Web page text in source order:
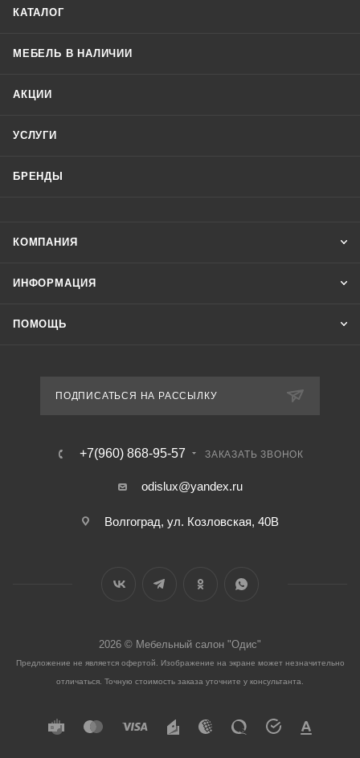
КАТАЛОГ
МЕБЕЛЬ В НАЛИЧИИ
АКЦИИ
УСЛУГИ
БРЕНДЫ
КОМПАНИЯ
ИНФОРМАЦИЯ
ПОМОЩЬ
ПОДПИСАТЬСЯ НА РАССЫЛКУ
+7(960) 868-95-57 ЗАКАЗАТЬ ЗВОНОК
odislux@yandex.ru
Волгоград, ул. Козловская, 40В
2026 © Мебельный салон "Одис"
Предложение не является офертой. Изображение на экране может незначительно
отличаться. Точную стоимость заказа уточните у консультанта.